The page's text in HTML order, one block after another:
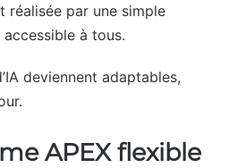
réalisée par une simple
à tous.
deviennent adaptables,
APEX flexible